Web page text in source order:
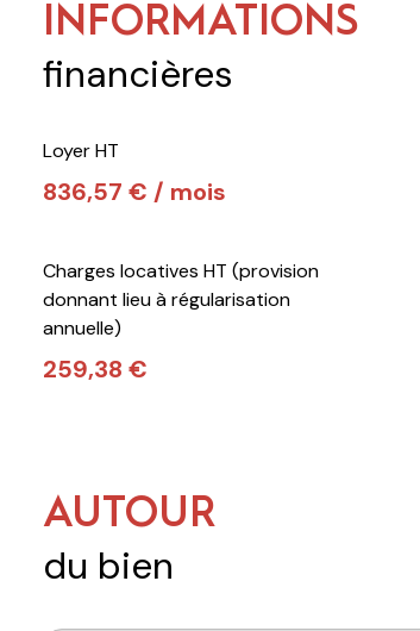
INFORMATIONS
financières
Loyer HT
836,57 € / mois
Charges locatives HT (provision
donnant lieu à régularisation
annuelle)
259,38 €
AUTOUR
du bien